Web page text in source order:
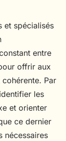
et spécialisés
entre
offrir aux
Par
les
et orienter
ce dernier
nécessaires